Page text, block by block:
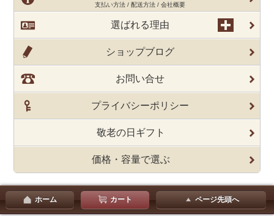
支払い方法 / 配送方法 / 会社概要
選ばれる理由
ショップブログ
お問い合せ
プライバシーポリシー
敬老の日ギフト
価格・容量で選ぶ
ホーム カート ページ先頭へ